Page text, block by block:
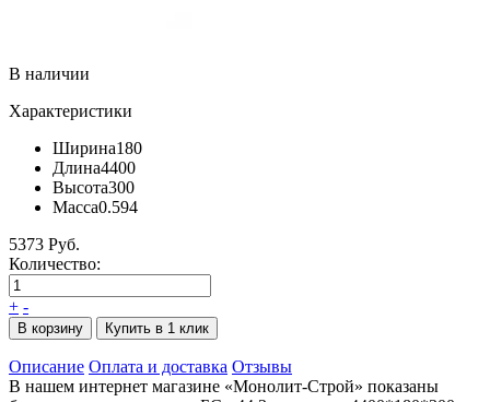
В наличии
Характеристики
Ширина180
Длина4400
Высота300
Масса0.594
5373 Руб.
Количество:
+ -
В корзину Купить в 1 клик
Описание Оплата и доставка Отзывы
В нашем интернет магазине «Монолит-Строй» показаны